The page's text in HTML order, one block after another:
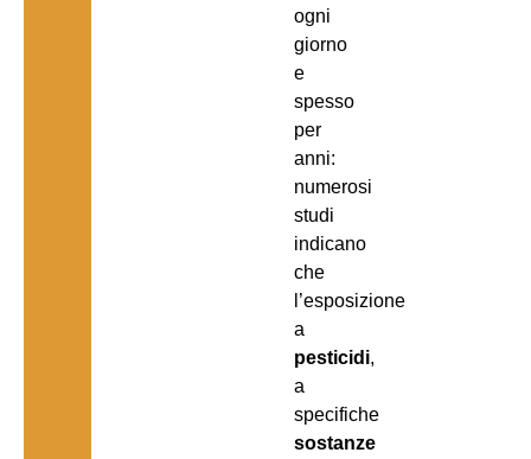
ogni
giorno
e
spesso
per
anni:
numerosi
studi
indicano
che
l’esposizione
a
pesticidi,
a
specifiche
sostanze